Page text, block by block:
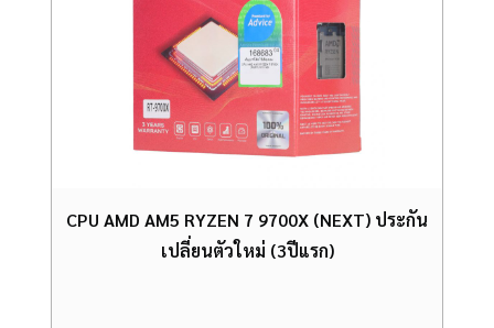
CPU AMD AM5 RYZEN 7 9700X (NEXT) ประกัน
เปลี่ยนตัวใหม่ (3ปีแรก)